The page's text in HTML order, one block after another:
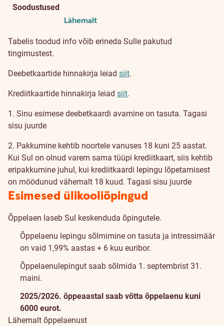
Soodustused
Lähemalt
Tabelis toodud info võib erineda Sulle pakutud
tingimustest.
Deebetkaartide hinnakirja leiad siit.
Krediitkaartide hinnakirja leiad siit.
1. Sinu esimese deebetkaardi avamine on tasuta. Tagasi
sisu juurde
2. Pakkumine kehtib noortele vanuses 18 kuni 25 aastat.
Kui Sul on olnud varem sama tüüpi krediitkaart, siis kehtib
eripakkumine juhul, kui krediitkaardi lepingu lõpetamisest
on möödunud vähemalt 18 kuud. Tagasi sisu juurde
Esimesed ülikooliõpingud
Õppelaen laseb Sul keskenduda õpingutele.
Õppelaenu lepingu sõlmimine on tasuta ja intressimäär
on vaid 1,99% aastas + 6 kuu euribor.
Õppelaenulepingut saab sõlmida 1. septembrist 31.
maini.
2025/2026. õppeaastal saab võtta õppelaenu kuni
6000 eurot.
Lähemalt õppelaenust